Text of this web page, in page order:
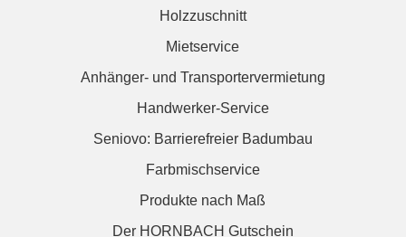
Holzzuschnitt
Mietservice
Anhänger- und Transportervermietung
Handwerker-Service
Seniovo: Barrierefreier Badumbau
Farbmischservice
Produkte nach Maß
Der HORNBACH Gutschein